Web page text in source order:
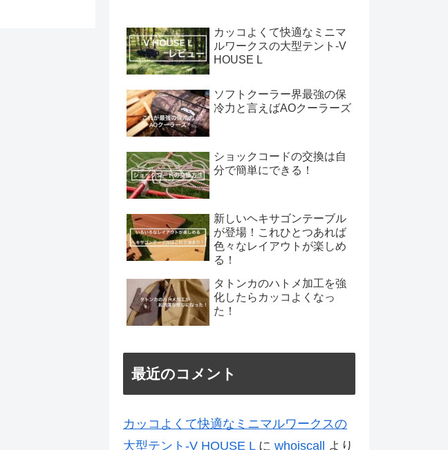
カッコよくて快適なミニマ
ルワークスの大型テント-V
HOUSE L
ソフトクーラー界最強の保
冷力と言えばAOクーラーズ
ショックコードの交換は自
分で簡単にできる！
新しいヘキサゴンテーブル
が登場！これひとつあれば
色々なレイアウトが楽しめ
る！
タトンカのハトメ加工を強
化したらカッコよくなっ
た！
最近のコメント
カッコよくて快適なミニマルワークスの
大型テント-V HOUSE Lに whoiscall より